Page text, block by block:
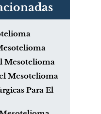
Mesotelioma
Mesotelioma
Para El